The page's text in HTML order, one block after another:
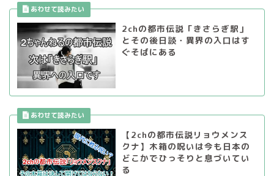
2chの都市伝説「きさらぎ駅」
とその後日談・異界の入口はす
ぐそばにある
【2chの都市伝説リョウメンス
クナ】木箱の呪いは今も日本の
どこかでひっそりと息づいてい
る